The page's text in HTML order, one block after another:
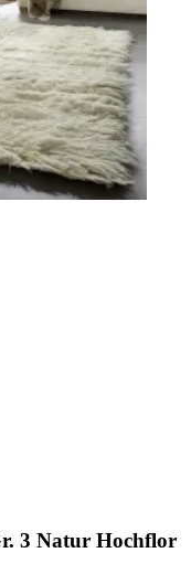
3 Natur Hochflor